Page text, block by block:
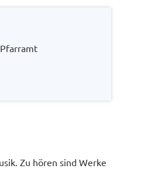
Zu hören sind Werke